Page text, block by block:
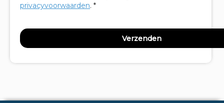
privacyvoorwaarden. *